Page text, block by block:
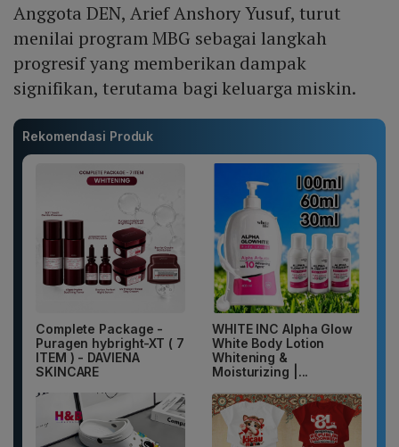
Anggota DEN, Arief Anshory Yusuf, turut
menilai program MBG sebagai langkah
progresif yang memberikan dampak
signifikan, terutama bagi keluarga miskin.
Rekomendasi Produk
Complete Package -
Puragen hybright-XT ( 7
ITEM ) - DAVIENA
SKINCARE
WHITE INC Alpha Glow
White Body Lotion
Whitening &
Moisturizing |...